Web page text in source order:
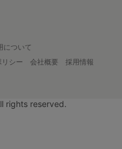
について
シー 会社概要
採用情報
rights reserved.